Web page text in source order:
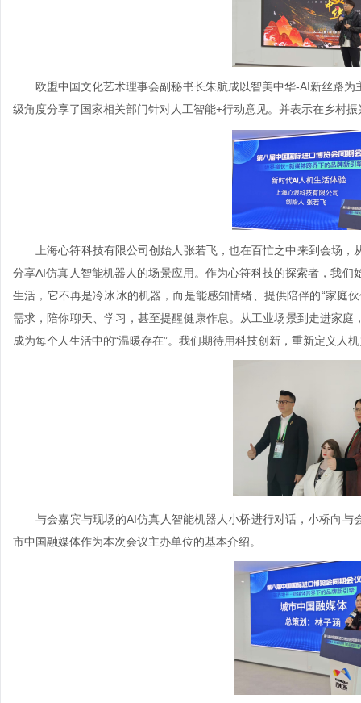
欧盟中国文化艺术理事会副秘书长朱航成以智美中华-AI新丝路为
级角度分享了国家相关部门针对人工智能+行动意见。并表示在乡村
上海心符科技有限公司创始人张若飞，也在百忙之中来到会场，
分享AI仿真人智能机器人的场景应用。作为心符科技的探索者，我
生活，它不再是冷冰冰的机器，而是能感知情绪、提供陪伴的“家庭
需求，陪你聊天、学习，甚至提醒健康作息。从工业场景到走进家
成为每个人生活中的“温暖存在”。我们期待用科技创新，重新定义人
与会嘉宾与现场的AI仿真人智能机器人小桥进行对话，小桥向与
市中国融媒体作为本次会议主办单位的基本介绍。